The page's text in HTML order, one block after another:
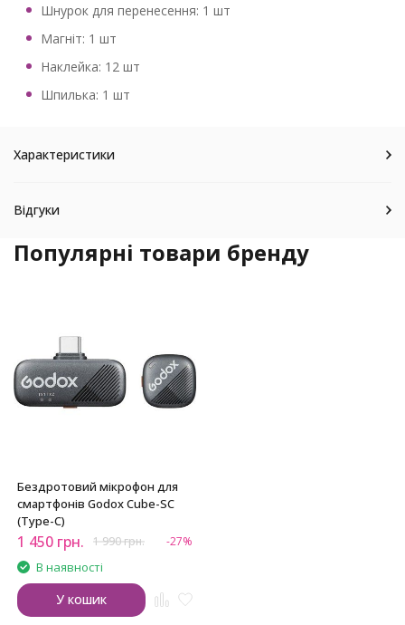
Шнурок для перенесення: 1 шт
Магніт: 1 шт
Наклейка: 12 шт
Шпилька: 1 шт
Характеристики
Відгуки
Популярні товари бренду
Бездротовий мікрофон для
смартфонів Godox Cube-SC
(Type-C)
1 450 грн. 1 990грн. -27%
В наявності
У кошик